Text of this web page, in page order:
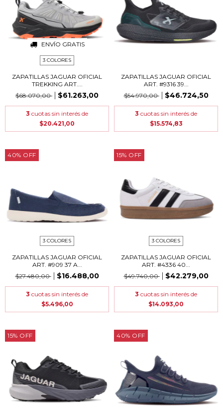
ENVÍO GRATIS
3 COLORES
ZAPATILLAS JAGUAR OFICIAL
TREKKING ART....
$68.070,00
$61.263,00
3 cuotas sin interés de
$20.421,00
ZAPATILLAS JAGUAR OFICIAL
ART. #9316 39...
$54.970,00
$46.724,50
3 cuotas sin interés de
$15.574,83
40% OFF
3 COLORES
ZAPATILLAS JAGUAR OFICIAL
ART. #909 37 A...
$27.480,00
$16.488,00
3 cuotas sin interés de
$5.496,00
15% OFF
3 COLORES
ZAPATILLAS JAGUAR OFICIAL
ART. #4336 40...
$49.740,00
$42.279,00
3 cuotas sin interés de
$14.093,00
15% OFF 40% OFF